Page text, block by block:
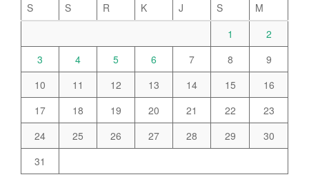
S
S R K J S
M
1
2
3
4 5 6 7 8
9
10
11 12 13 14 15
16
17
18 19 20 21 22
23
24
25 26 27 28 29
30
31